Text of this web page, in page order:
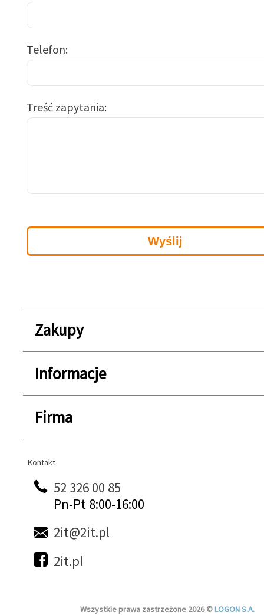
Telefon
Treść zapytania
Zakupy
Informacje
Firma
Kontakt
Kontakt
52 326 00 85
Pn-Pt 8:00-16:00
2it@2it.pl
2it.pl
Wszystkie prawa zastrzeżone 2026 ©LOGON S.A.